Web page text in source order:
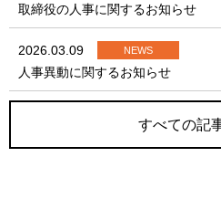
取締役の人事に関するお知らせ
2026.03.09 NEWS
人事異動に関するお知らせ
すべての記